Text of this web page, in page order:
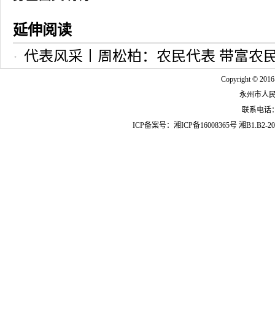
延伸阅读
代表风采丨周松柏：农民代表 带富农
Copyright ©
永州市人
联系电话
ICP备案号： 湘ICP备16008365号 湘B1.B2-